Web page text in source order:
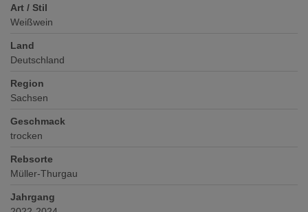
Art / Stil
Weißwein
Land
Deutschland
Region
Sachsen
Geschmack
trocken
Rebsorte
Müller-Thurgau
Jahrgang